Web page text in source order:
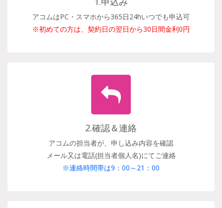
アコムはPC・スマホから365日24hいつでも申込可
※初めての方は、契約日の翌日から30日間金利0円
2.確認＆連絡
アコムの担当者が、申し込み内容を確認
メール又は電話(担当者個人名)にてご連絡
※連絡時間帯は9：00～21：00